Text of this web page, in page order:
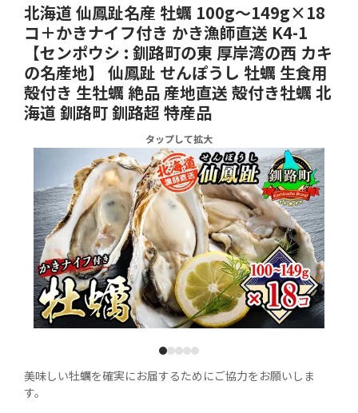
北海道 仙鳳趾名産 牡蠣 100g～149g×18
コ＋かきナイフ付き かき漁師直送 K4-1
【センポウシ : 釧路町の東 厚岸湾の西 カキ
の名産地】 仙鳳趾 せんぽうし 牡蠣 生食用
殻付き 生牡蠣 絶品 産地直送 殻付き牡蠣 北
海道 釧路町 釧路超 特産品
タップして拡大
1 2 3 4 5
美味しい牡蠣を確実にお届するためにご協力をお願いしま
す。